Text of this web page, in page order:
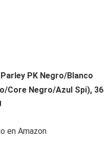
PK Negro/Blanco
Core Negro/Azul Spi), 36
en Amazon